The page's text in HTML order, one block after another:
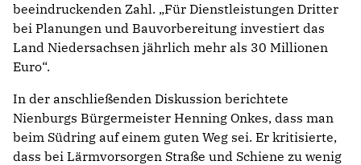
beeindruckenden Zahl. „Für Dienstleistungen Dritter
bei Planungen und Bauvorbereitung investiert das
Land Niedersachsen jährlich mehr als 30 Millionen
Euro“.
In der anschließenden Diskussion berichtete
Nienburgs Bürgermeister Henning Onkes, dass man
beim Südring auf einem guten Weg sei. Er kritisierte,
dass bei Lärmvorsorgen Straße und Schiene zu wenig